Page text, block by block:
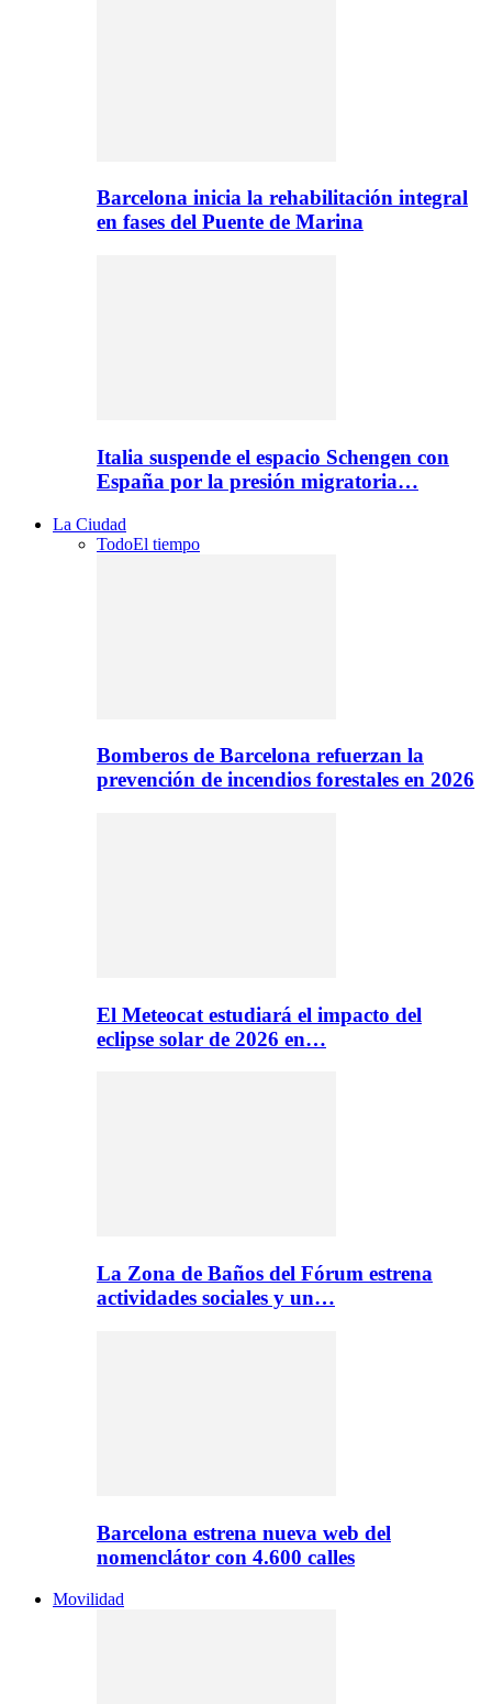
Barcelona inicia la rehabilitación integral
en fases del Puente de Marina
Italia suspende el espacio Schengen con
España por la presión migratoria…
La Ciudad
TodoEl tiempo
Bomberos de Barcelona refuerzan la
prevención de incendios forestales en 2026
El Meteocat estudiará el impacto del
eclipse solar de 2026 en…
La Zona de Baños del Fórum estrena
actividades sociales y un…
Barcelona estrena nueva web del
nomenclátor con 4.600 calles
Movilidad